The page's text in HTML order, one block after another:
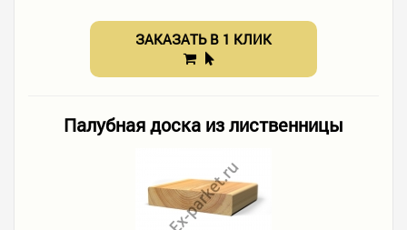
ЗАКАЗАТЬ В 1 КЛИК
Палубная доска из лиственницы